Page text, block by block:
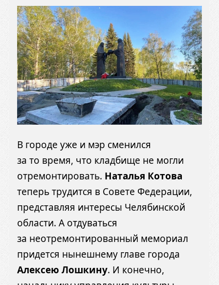
В городе уже и мэр сменился
за то время, что кладбище не могли
отремонтировать. Наталья Котова
теперь трудится в Совете Федерации,
представляя интересы Челябинской
области. А отдуваться
за неотремонтированный мемориал
придется нынешнему главе города
Алексею Лошкину. И конечно,